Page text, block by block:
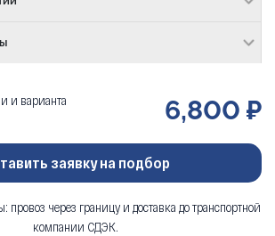
и варианта
6,800 ₽
заявку на подбор
провоз через границу и доставка до транспортной
компании СДЭК.